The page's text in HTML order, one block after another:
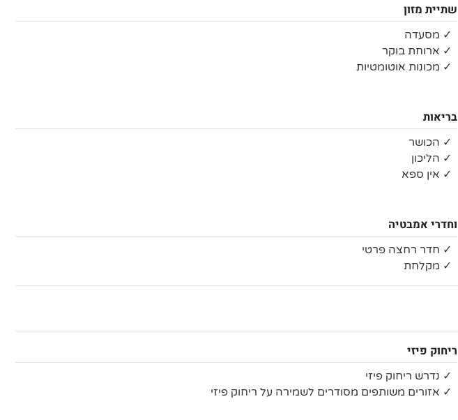
שתיית מזון
✓ מסעדה
✓ ארוחת בוקר
✓ מכונות אוטומטיות
בריאות
✓ הכושר
✓ הליכון
✓ אין ספא
וחדרי אמבטיה
✓ חדר רחצה פרטי
✓ מקלחת
ריחוק פיזי
✓ נדרש ריחוק פיזי
✓ אזורים משותפים מסודרים לשמירה על ריחוק פיזי